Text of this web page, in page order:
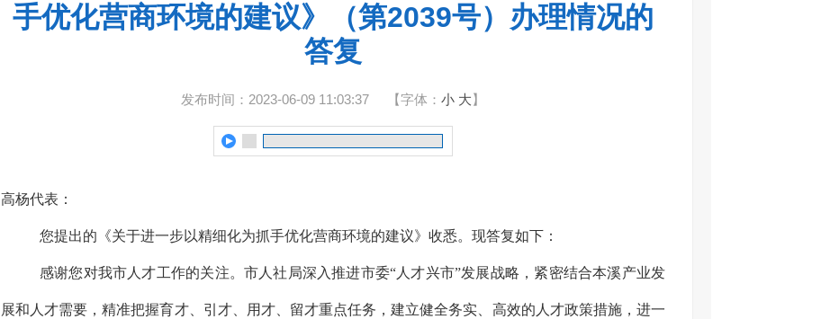
手优化营商环境的建议》（第2039号）办理情况的
答复
发布时间：2023-06-09 11:03:37 【字体： 小 大】
高杨代表：
您提出的《关于进一步以精细化为抓手优化营商环境的建议》收悉。现答复如下：
感谢您对我市人才工作的关注。市人社局深入推进市委“人才兴市”发展战略，紧密结合本溪产业发
展和人才需要，精准把握育才、引才、用才、留才重点任务，建立健全务实、高效的人才政策措施，进一